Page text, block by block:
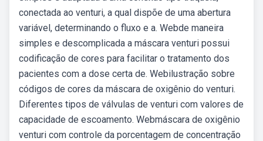
conectada ao venturi, a qual dispõe de uma abertura
variável, determinando o fluxo e a. Webde maneira
simples e descomplicada a máscara venturi possui
codificação de cores para facilitar o tratamento dos
pacientes com a dose certa de. Webilustração sobre
códigos de cores da máscara de oxigênio do venturi.
Diferentes tipos de válvulas de venturi com valores de
capacidade de escoamento. Webmáscara de oxigênio
venturi com controle da porcentagem de concentração